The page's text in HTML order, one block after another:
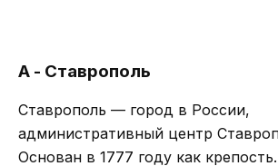
А - Ставрополь
Ставрополь — город в России,
административный центр
Основан в 1777 году как